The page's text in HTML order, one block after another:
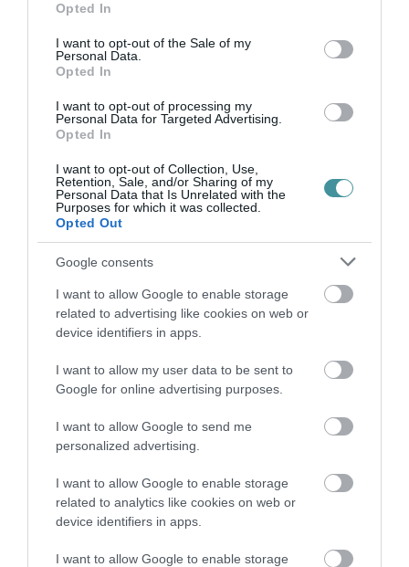
use your data for below specified purposes in below Google
consent section.
Opted In
I want to opt-out of the Sale of my
Personal Data.
Opted In
I want to opt-out of processing my
Personal Data for Targeted Advertising.
Opted In
I want to opt-out of Collection, Use,
Retention, Sale, and/or Sharing of my
Personal Data that Is Unrelated with the
Purposes for which it was collected.
Opted Out
Google consents
I want to allow Google to enable storage
related to advertising like cookies on web or
device identifiers in apps.
I want to allow my user data to be sent to
Google for online advertising purposes.
I want to allow Google to send me
personalized advertising.
I want to allow Google to enable storage
related to analytics like cookies on web or
device identifiers in apps.
I want to allow Google to enable storage
PÁROS LÁBBAL AKART BELESZÁLLNI AZ EGRI DK A RÁDI
PÉKSÉGBE, A CÉG JOGI LÉPÉSEK...
"Tiltakozunk az ellen, hogy a Rádi Pékség pofátlanul megkárosítja
vásárlóit és dolgozóit!" – áll a DK közleményében, amit a
közösségi oldalukra raktak ki és küldött meg részünkre Balla
Péter szerve...
TOVÁBB A CIKKHEZ
bennünket az EGRI ÜGYEK Google Hírek oldalán!
VISSZA A FŐOLDALRA